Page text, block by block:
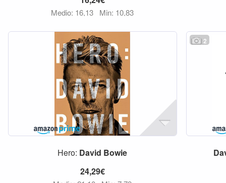
Medio: 16,13 Min: 10,83
Hero: David Bowie
24,29€
2